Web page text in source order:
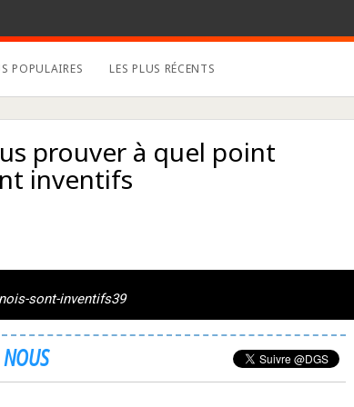
POPULAIRES LES PLUS RÉCENTS
prouver à quel point
inventifs
sont-inventifs39